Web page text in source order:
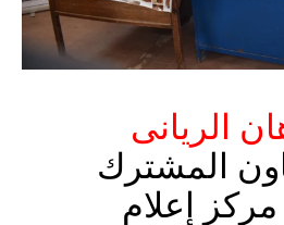
الريانى
المشترك
إعلام